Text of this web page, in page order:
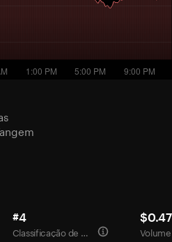
#4
Classificação de mercado